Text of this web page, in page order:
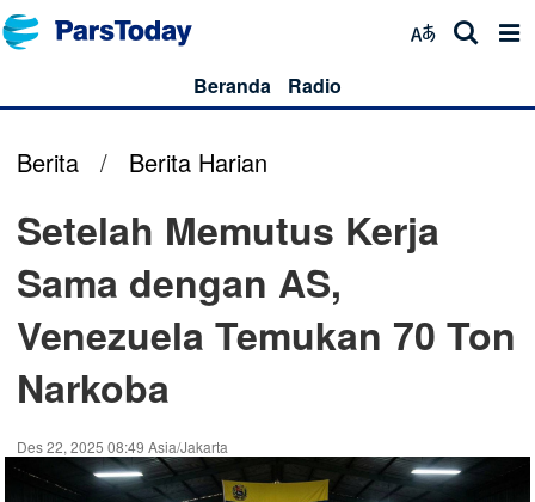
Beranda Radio
Berita / Berita Harian
Setelah Memutus Kerja
Sama dengan AS,
Venezuela Temukan 70 Ton
Narkoba
Des 22, 2025 08:49 Asia/Jakarta